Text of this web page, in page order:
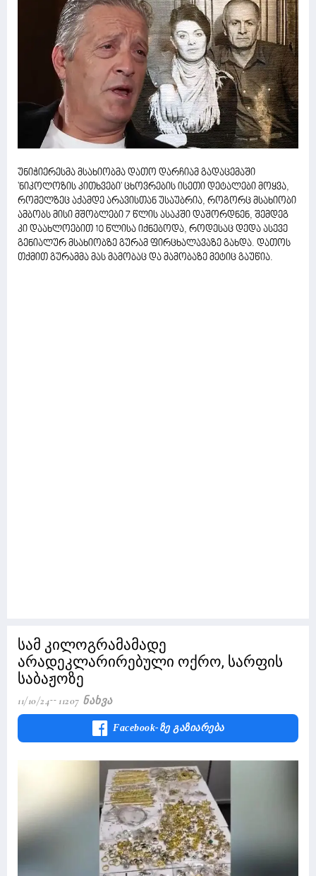
უნიჭიერესმა მსახიობმა დათო დარჩიამ გადაცემაში
'ნიკოლოზის კითხვები' ცხოვრების ისეთი დეტალები მოყვა,
რომელზეც აქამდე არავისთან უსაუბრია, როგორც მსახიობი
ამბობს მისი მშობლები 7 წლის ასაკში დაშორდნენ, შემდეგ
კი დაახლოებით 10 წლისა იქნებოდა, როდესაც დედა ასევე
გენიალურ მსახიობზე გურამ ფირცხალავაზე გახდა. დათოს
თქმით გურამმა მას მამობაც და მამობაზე მეტიც გაუწია.
სამ კილოგრამამადე
არადეკლარირებული ოქრო, სარფის
საბაჟოზე
11/10/24 11207 Ნახვა
Facebook-Ზე Გაზიარება